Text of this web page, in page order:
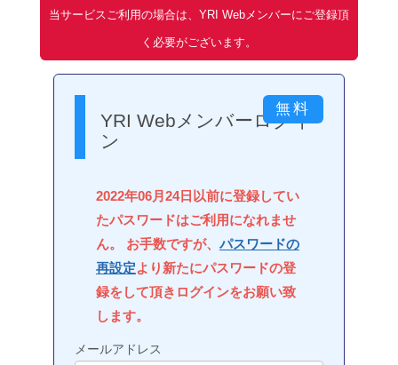
当サービスご利用の場合は、YRI Webメンバーにご登録頂
く必要がございます。
YRI Webメンバーログイ
ン
2022年06月24日以前に登録してい
たパスワードはご利用になれませ
ん。 お手数ですが、 パスワードの
再設定より新たにパスワードの登
録をして頂きログインをお願い致
します。
メールアドレス